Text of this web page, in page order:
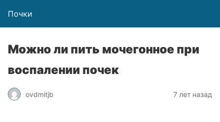
Почки
Можно ли пить мочегонное при
воспалении почек
ovdmitjb 7 лет назад